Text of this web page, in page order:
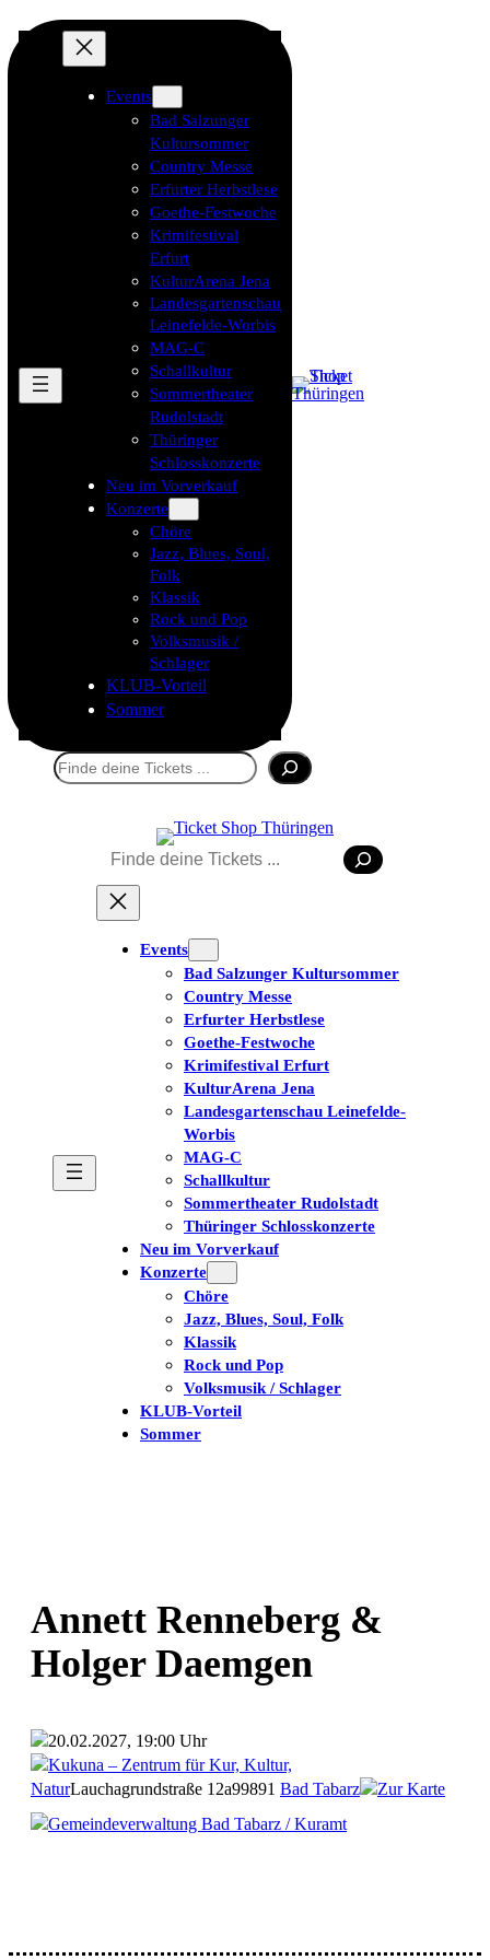
Events
Bad Salzunger
Kultursommer
Country Messe
Erfurter Herbstlese
Goethe-Festwoche
Krimifestival
Erfurt
KulturArena Jena
Landesgartenschau
Leinefelde-Worbis
MAG-C
Schallkultur
Sommertheater
Rudolstadt
Thüringer
Schlosskonzerte
Neu im Vorverkauf
Konzerte
Chöre
Jazz, Blues, Soul,
Folk
Klassik
Rock und Pop
Volksmusik /
Schlager
KLUB-Vorteil
Sommer
Suchen
Suchen
Events
Bad Salzunger Kultursommer
Country Messe
Erfurter Herbstlese
Goethe-Festwoche
Krimifestival Erfurt
KulturArena Jena
Landesgartenschau Leinefelde-
Worbis
MAG-C
Schallkultur
Sommertheater Rudolstadt
Thüringer Schlosskonzerte
Neu im Vorverkauf
Konzerte
Chöre
Jazz, Blues, Soul, Folk
Klassik
Rock und Pop
Volksmusik / Schlager
KLUB-Vorteil
Sommer
Annett Renneberg &
Holger Daemgen
20.02.2027, 19:00 Uhr
Kukuna – Zentrum für Kur, Kultur,
NaturLauchagrundstraße 12a99891 Bad Tabarz
Zur Karte
Gemeindeverwaltung Bad Tabarz / Kuramt
Tickets kaufen